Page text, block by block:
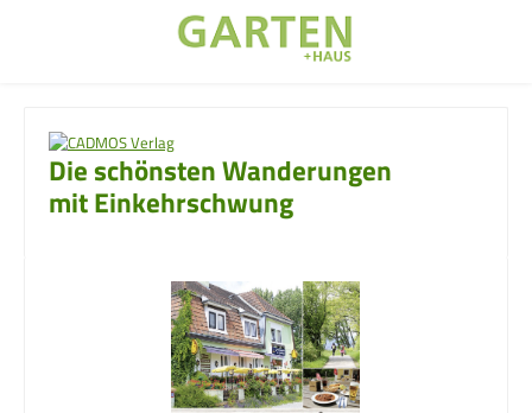
Die schönsten Wanderungen
mit Einkehrschwung
Bildergalerie überspringen